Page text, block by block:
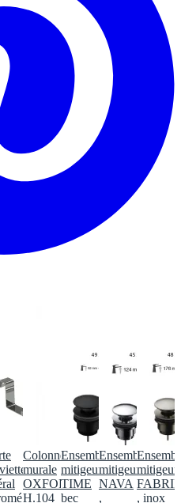
Colonne
murale
OXFORD,
H.104
Ensemble
mitigeur
TIME
bec
Ensemble
mitigeur
NAVA
,
mitigeur
, inox